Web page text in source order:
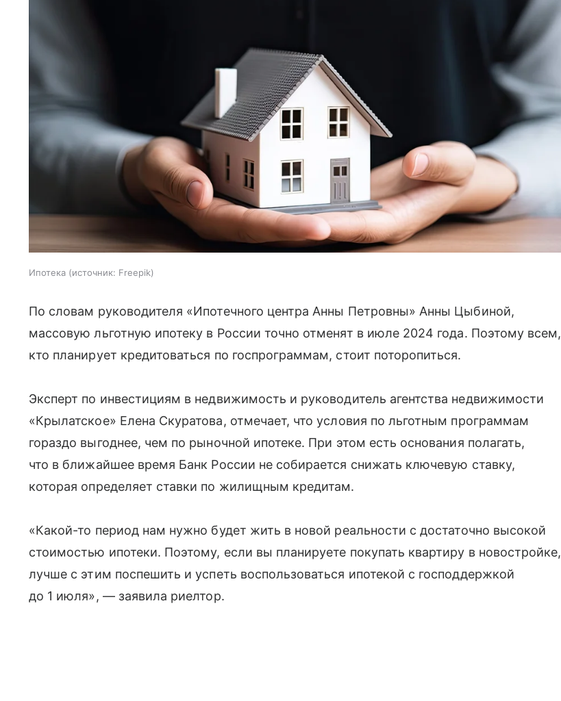
Ипотека источник: Freepik
По словам руководителя «Ипотечного центра Анны Петровны» Анны Цыбиной,
массовую льготную ипотеку в России точно отменят в июле 2024 года. Поэтому всем,
кто планирует кредитоваться по госпрограммам, стоит поторопиться.
Эксперт по инвестициям в недвижимость и руководитель агентства недвижимости
«Крылатское» Елена Скуратова, отмечает, что условия по льготным программам
гораздо выгоднее, чем по рыночной ипотеке. При этом есть основания полагать,
что в ближайшее время Банк России не собирается снижать ключевую ставку,
которая определяет ставки по жилищным кредитам.
«Какой-то период нам нужно будет жить в новой реальности с достаточно высокой
стоимостью ипотеки. Поэтому, если вы планируете покупать квартиру в новостройке,
лучше с этим поспешить и успеть воспользоваться ипотекой с господдержкой
до 1 июля», — заявила риелтор.